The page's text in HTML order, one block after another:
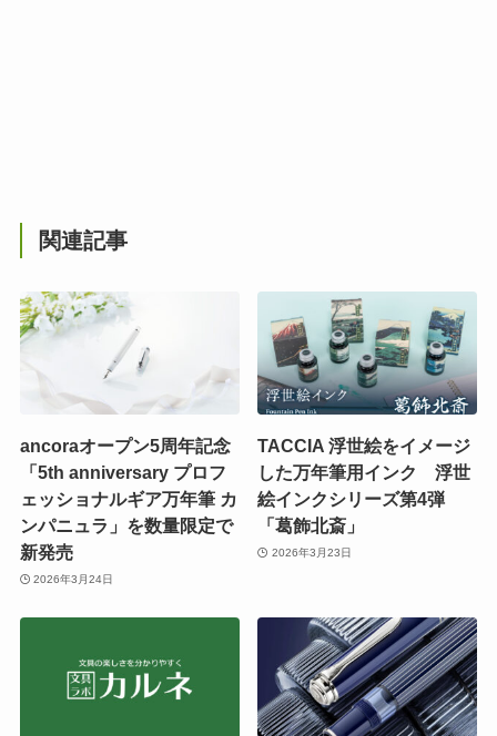
関連記事
ancoraオープン5周年記念
「5th anniversary プロフ
ェッショナルギア万年筆 カ
ンパニュラ」を数量限定で
新発売
2026年3月24日
TACCIA 浮世絵をイメージ
した万年筆用インク 浮世
絵インクシリーズ第4弾
「葛飾北斎」
2026年3月23日